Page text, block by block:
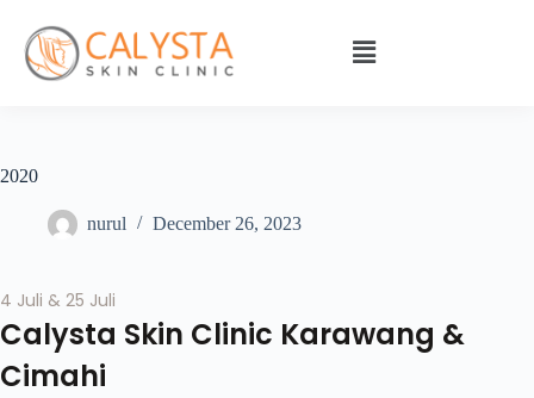
2020
nurul December 26, 2023
4 Juli & 25 Juli
Calysta Skin Clinic Karawang &
Cimahi